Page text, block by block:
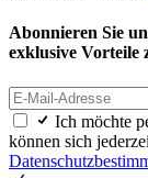
Abonnieren Sie
exklusive Vorteile
Ich möchte
können sich